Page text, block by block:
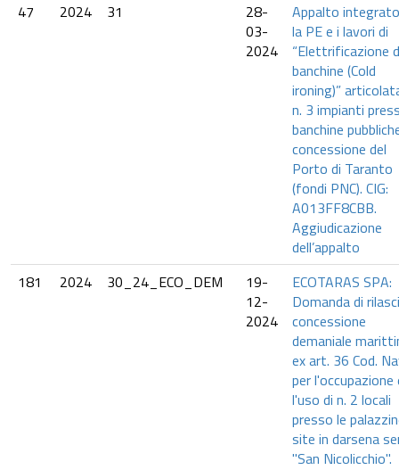
47
2024 31
28-
03-
2024
Appalto
la PE e i lavori di
“Elettrificazione
banchine (Cold
ironing)”
n. 3 impianti
banchine
concessione del
Porto di Taranto
(fondi PNC). CIG:
A013FF8CBB.
Aggiudicazione
dell’appalto
181
2024 30_24_ECO_DEM
19-
12-
2024
ECOTARAS SPA:
Domanda di
concessione
demaniale
ex art. 36 Cod.
per l'occupazione
l'uso di n. 2 locali
presso le
site in darsena
"San Nicolicchio".